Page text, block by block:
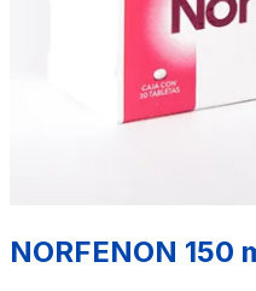
NORFENON 150